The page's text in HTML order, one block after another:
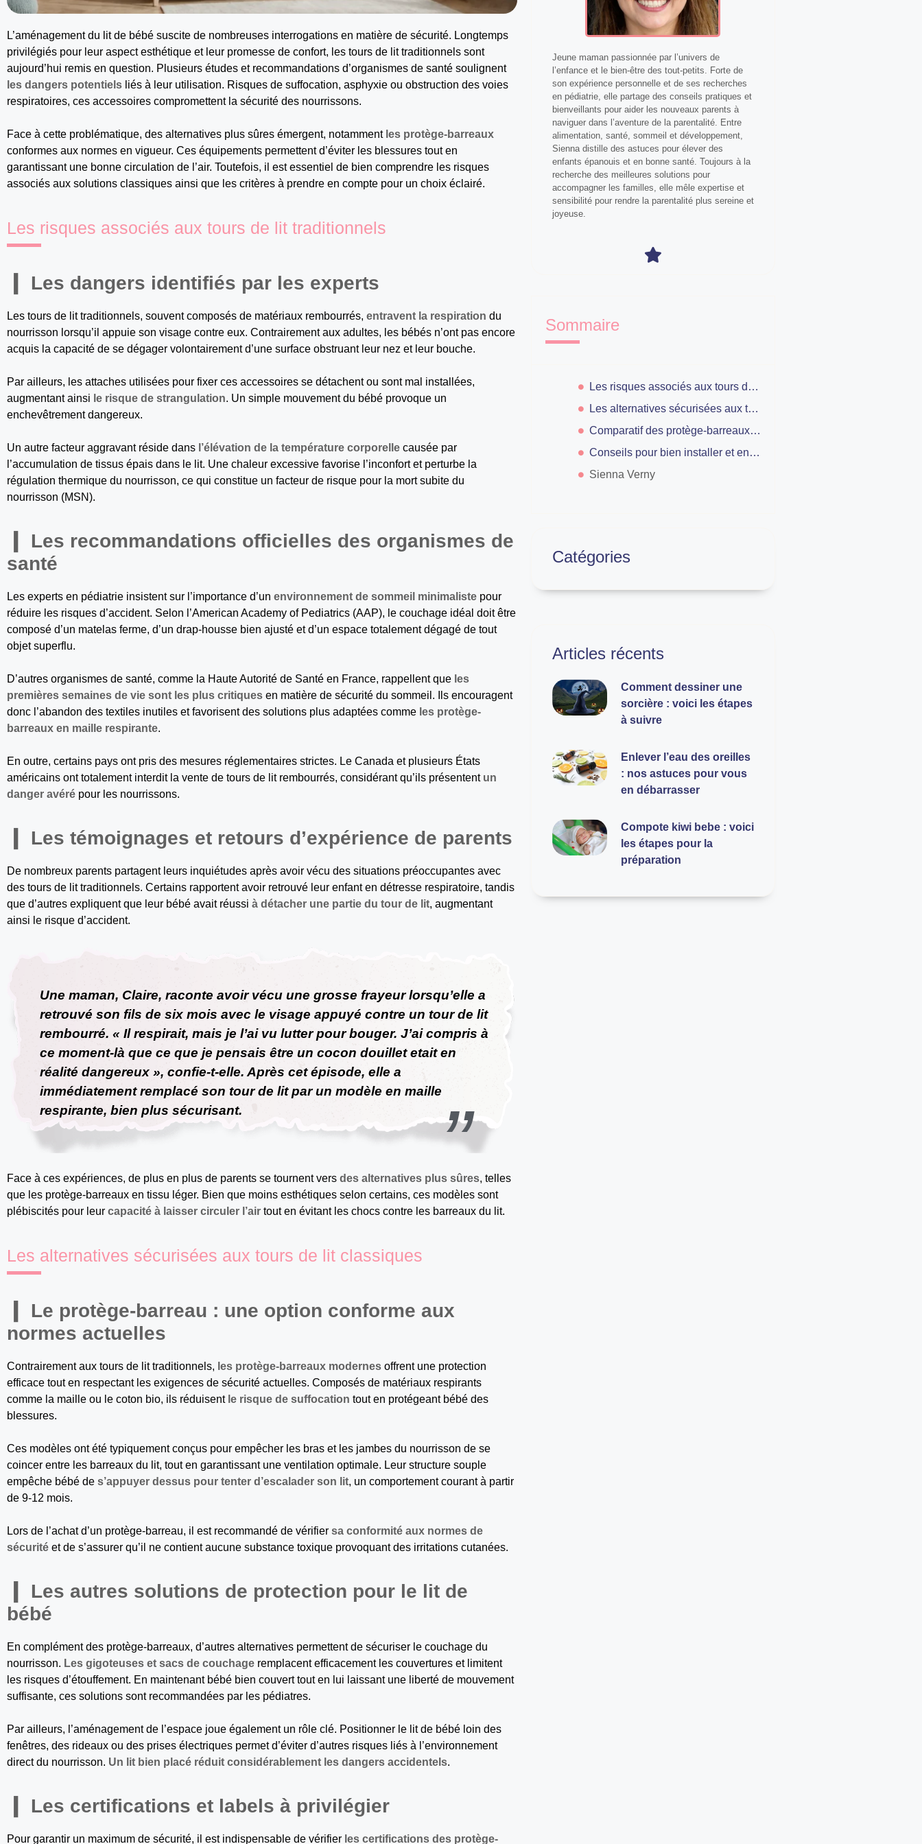
L’aménagement du lit de bébé suscite de nombreuses interrogations en matière de sécurité. Longtemps
privilégiés pour leur aspect esthétique et leur promesse de confort, les tours de lit traditionnels sont
aujourd’hui remis en question. Plusieurs études et recommandations d’organismes de santé soulignent
les dangers potentiels liés à leur utilisation. Risques de suffocation, asphyxie ou obstruction des voies
respiratoires, ces accessoires compromettent la sécurité des nourrissons.
Face à cette problématique, des alternatives plus sûres émergent, notamment les protège-barreaux
conformes aux normes en vigueur. Ces équipements permettent d’éviter les blessures tout en
garantissant une bonne circulation de l’air. Toutefois, il est essentiel de bien comprendre les risques
associés aux solutions classiques ainsi que les critères à prendre en compte pour un choix éclairé.
Les risques associés aux tours de lit traditionnels
Les dangers identifiés par les experts
Les tours de lit traditionnels, souvent composés de matériaux rembourrés, entravent la respiration du
nourrisson lorsqu’il appuie son visage contre eux. Contrairement aux adultes, les bébés n’ont pas encore
acquis la capacité de se dégager volontairement d’une surface obstruant leur nez et leur bouche.
Par ailleurs, les attaches utilisées pour fixer ces accessoires se détachent ou sont mal installées,
augmentant ainsi le risque de strangulation. Un simple mouvement du bébé provoque un
enchevêtrement dangereux.
Un autre facteur aggravant réside dans l’élévation de la température corporelle causée par
l’accumulation de tissus épais dans le lit. Une chaleur excessive favorise l’inconfort et perturbe la
régulation thermique du nourrisson, ce qui constitue un facteur de risque pour la mort subite du
nourrisson (MSN).
Les recommandations officielles des organismes de
santé
Les experts en pédiatrie insistent sur l’importance d’un environnement de sommeil minimaliste pour
réduire les risques d’accident. Selon l’American Academy of Pediatrics (AAP), le couchage idéal doit être
composé d’un matelas ferme, d’un drap-housse bien ajusté et d’un espace totalement dégagé de tout
objet superflu.
D’autres organismes de santé, comme la Haute Autorité de Santé en France, rappellent que les
premières semaines de vie sont les plus critiques en matière de sécurité du sommeil. Ils encouragent
donc l’abandon des textiles inutiles et favorisent des solutions plus adaptées comme les protège-
barreaux en maille respirante.
En outre, certains pays ont pris des mesures réglementaires strictes. Le Canada et plusieurs États
américains ont totalement interdit la vente de tours de lit rembourrés, considérant qu’ils présentent un
danger avéré pour les nourrissons.
Les témoignages et retours d’expérience de parents
De nombreux parents partagent leurs inquiétudes après avoir vécu des situations préoccupantes avec
des tours de lit traditionnels. Certains rapportent avoir retrouvé leur enfant en détresse respiratoire, tandis
que d’autres expliquent que leur bébé avait réussi à détacher une partie du tour de lit, augmentant
ainsi le risque d’accident.
Une maman, Claire, raconte avoir vécu une grosse frayeur lorsqu’elle a
retrouvé son fils de six mois avec le visage appuyé contre un tour de lit
rembourré. « Il respirait, mais je l’ai vu lutter pour bouger. J’ai compris à
ce moment-là que ce que je pensais être un cocon douillet etait en
réalité dangereux », confie-t-elle. Après cet épisode, elle a
immédiatement remplacé son tour de lit par un modèle en maille
respirante, bien plus sécurisant.
Face à ces expériences, de plus en plus de parents se tournent vers des alternatives plus sûres, telles
que les protège-barreaux en tissu léger. Bien que moins esthétiques selon certains, ces modèles sont
plébiscités pour leur capacité à laisser circuler l’air tout en évitant les chocs contre les barreaux du lit.
Les alternatives sécurisées aux tours de lit classiques
Le protège-barreau : une option conforme aux
normes actuelles
Contrairement aux tours de lit traditionnels, les protège-barreaux modernes offrent une protection
efficace tout en respectant les exigences de sécurité actuelles. Composés de matériaux respirants
comme la maille ou le coton bio, ils réduisent le risque de suffocation tout en protégeant bébé des
blessures.
Ces modèles ont été typiquement conçus pour empêcher les bras et les jambes du nourrisson de se
coincer entre les barreaux du lit, tout en garantissant une ventilation optimale. Leur structure souple
empêche bébé de s’appuyer dessus pour tenter d’escalader son lit, un comportement courant à partir
de 9-12 mois.
Lors de l’achat d’un protège-barreau, il est recommandé de vérifier sa conformité aux normes de
sécurité et de s’assurer qu’il ne contient aucune substance toxique provoquant des irritations cutanées.
Les autres solutions de protection pour le lit de
bébé
En complément des protège-barreaux, d’autres alternatives permettent de sécuriser le couchage du
nourrisson. Les gigoteuses et sacs de couchage remplacent efficacement les couvertures et limitent
les risques d’étouffement. En maintenant bébé bien couvert tout en lui laissant une liberté de mouvement
suffisante, ces solutions sont recommandées par les pédiatres.
Par ailleurs, l’aménagement de l’espace joue également un rôle clé. Positionner le lit de bébé loin des
fenêtres, des rideaux ou des prises électriques permet d’éviter d’autres risques liés à l’environnement
direct du nourrisson. Un lit bien placé réduit considérablement les dangers accidentels.
Les certifications et labels à privilégier
Pour garantir un maximum de sécurité, il est indispensable de vérifier les certifications des protège-
Jeune maman passionnée par l’univers de
l’enfance et le bien-être des tout-petits. Forte de
son expérience personnelle et de ses recherches
en pédiatrie, elle partage des conseils pratiques et
bienveillants pour aider les nouveaux parents à
naviguer dans l’aventure de la parentalité. Entre
alimentation, santé, sommeil et développement,
Sienna distille des astuces pour élever des
enfants épanouis et en bonne santé. Toujours à la
recherche des meilleures solutions pour
accompagner les familles, elle mêle expertise et
sensibilité pour rendre la parentalité plus sereine et
joyeuse.
Sommaire
Les risques associés aux tours de lit traditionnels
Les alternatives sécurisées aux tours de lit classiques
Comparatif des protège-barreaux disponibles sur le marché
Conseils pour bien installer et entretenir un protège-barreau
Sienna Verny
Catégories
Articles récents
Comment dessiner une
sorcière : voici les étapes
à suivre
Enlever l’eau des oreilles
: nos astuces pour vous
en débarrasser
Compote kiwi bebe : voici
les étapes pour la
préparation